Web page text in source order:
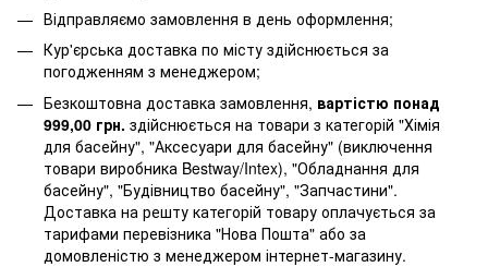
Відправляємо замовлення в день оформлення;
Кур'єрська доставка по місту здійснюється за
погодженням з менеджером;
Безкоштовна доставка замовлення, вартістю понад
999,00 грн. здійснюється на товари з категорій "Хімія
для басейну", "Аксесуари для басейну" (виключення
товари виробника Bestway/Intex), "Обладнання для
басейну", "Будівництво басейну", "Запчастини".
Доставка на решту категорій товару оплачується за
тарифами перевізника "Нова Пошта" або за
домовленістю з менеджером інтернет-магазину.